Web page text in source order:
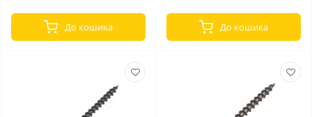
До кошика До кошика